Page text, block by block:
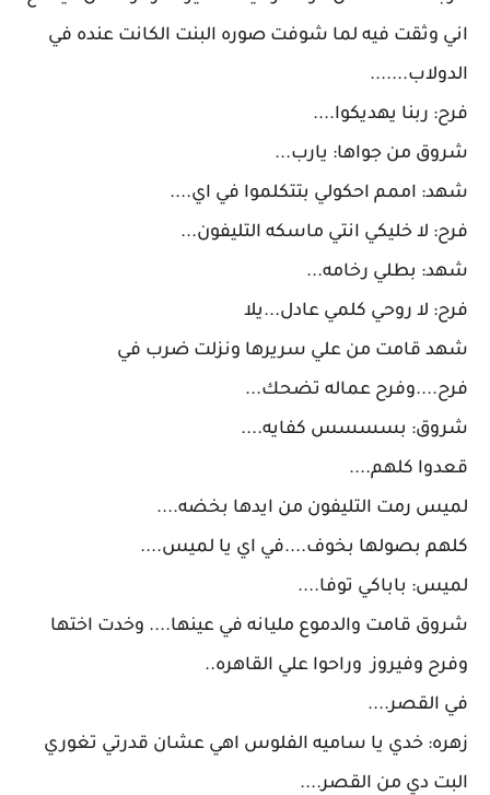
اني وثقت فيه لما شوفت صوره البنت الكانت عنده في
الدولاب.......
فرح: ربنا يهديكوا....
شروق من جواها: يارب...
شهد: اممم احكولي بتتكلموا في اي....
فرح: لا خليكي انتي ماسكه التليفون...
شهد: بطلي رخامه...
فرح: لا روحي كلمي عادل...يلا
شهد قامت من علي سريرها ونزلت ضرب في
فرح....وفرح عماله تضحك...
شروق: بسسسس كفايه....
قعدوا كلهم....
لميس رمت التليفون من ايدها بخضه....
كلهم بصولها بخوف....في اي يا لميس....
لميس: باباكي توفا....
شروق قامت والدموع مليانه في عينها.... وخدت اختها
وفرح وفيروز وراحوا علي القاهره..
في القصر....
زهره: خدي يا ساميه الفلوس اهي عشان قدرتي تغوري
البت دي من القصر....